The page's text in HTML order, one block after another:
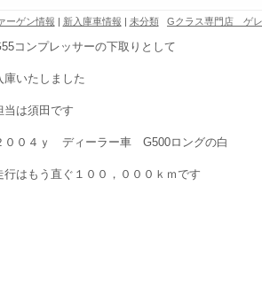
ーゲン情報 | 新入庫車情報 | 未分類 Gクラス専門店 ゲレ
コンプレッサーの下取りとして
庫いたしました
当は須田です
００４ｙ ディーラー車 G500ロングの白
行はもう直ぐ１００，０００ｋｍです